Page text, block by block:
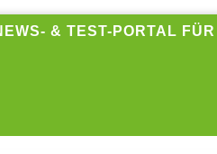
& TEST-PORTAL